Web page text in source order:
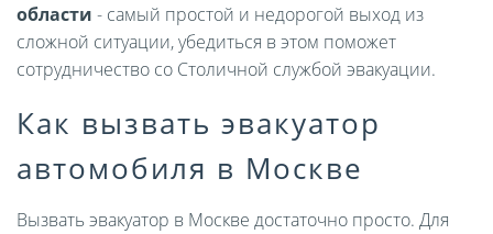
области - самый простой и недорогой выход из
сложной ситуации, убедиться в этом поможет
сотрудничество со Столичной службой эвакуации.
Как вызвать эвакуатор
автомобиля в Москве
Вызвать эвакуатор в Москве достаточно просто. Для